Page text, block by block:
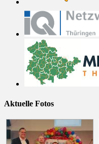
Aktuelle Fotos